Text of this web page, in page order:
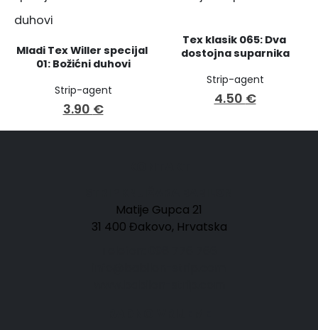
Mladi Tex Willer specijal
01: Božićni duhovi
Strip-agent
3.90 €
Tex klasik 065: Dva
dostojna suparnika
Strip-agent
4.50 €
Matije Gupca 21
31 400 Đakovo, Hrvatska